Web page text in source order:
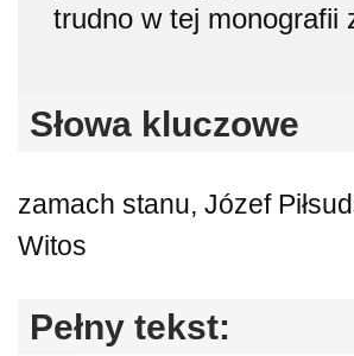
trudno w tej monografii
Słowa kluczowe
zamach stanu, Józef
Witos
Pełny tekst: